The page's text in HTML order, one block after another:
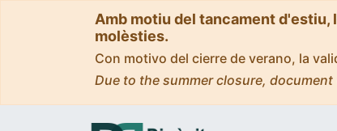
Amb motiu del tancament d'estiu,
molèsties.
Con motivo del cierre de verano, la
Due to the summer closure,